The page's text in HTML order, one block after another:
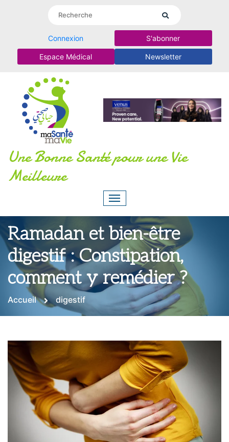
Connexion S'abonner
Espace Médical Newsletter
Une Bonne Santé pour une Vie
Meilleure
Ramadan et bien-être
digestif : Constipation,
comment y remédier ?
Accueil digestif